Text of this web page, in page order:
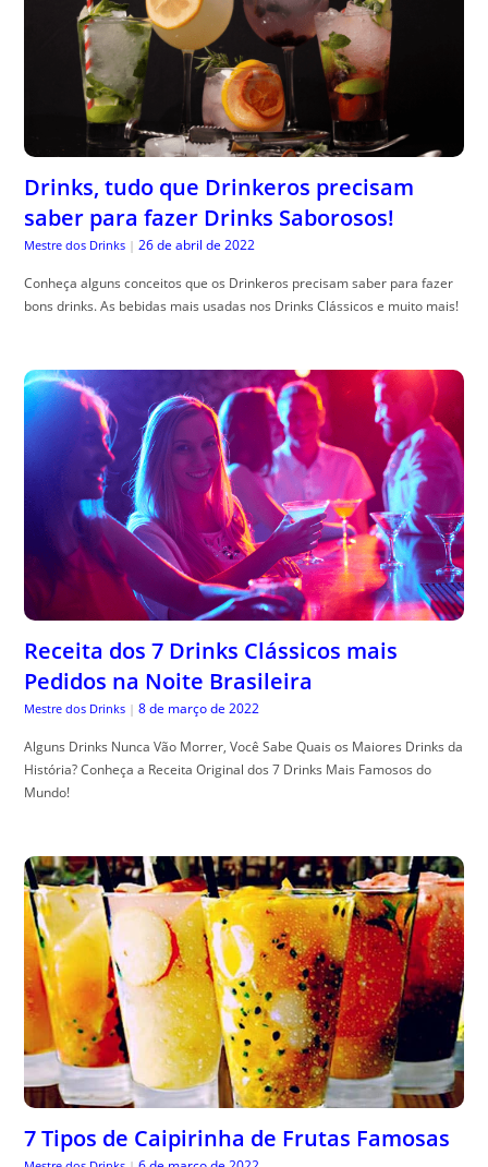
Drinks, tudo que Drinkeros precisam
saber para fazer Drinks Saborosos!
Mestre dos Drinks | 26 de abril de 2022
Conheça alguns conceitos que os Drinkeros precisam saber para fazer
bons drinks. As bebidas mais usadas nos Drinks Clássicos e muito mais!
Receita dos 7 Drinks Clássicos mais
Pedidos na Noite Brasileira
Mestre dos Drinks | 8 de março de 2022
Alguns Drinks Nunca Vão Morrer, Você Sabe Quais os Maiores Drinks da
História? Conheça a Receita Original dos 7 Drinks Mais Famosos do
Mundo!
7 Tipos de Caipirinha de Frutas Famosas